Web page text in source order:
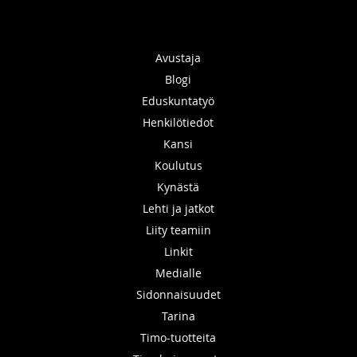
Avustaja
Blogi
Eduskuntatyö
Henkilötiedot
Kansi
Koulutus
Kynästä
Lehti ja jatkot
Liity teamiin
Linkit
Medialle
Sidonnaisuudet
Tarina
Timo-tuotteita